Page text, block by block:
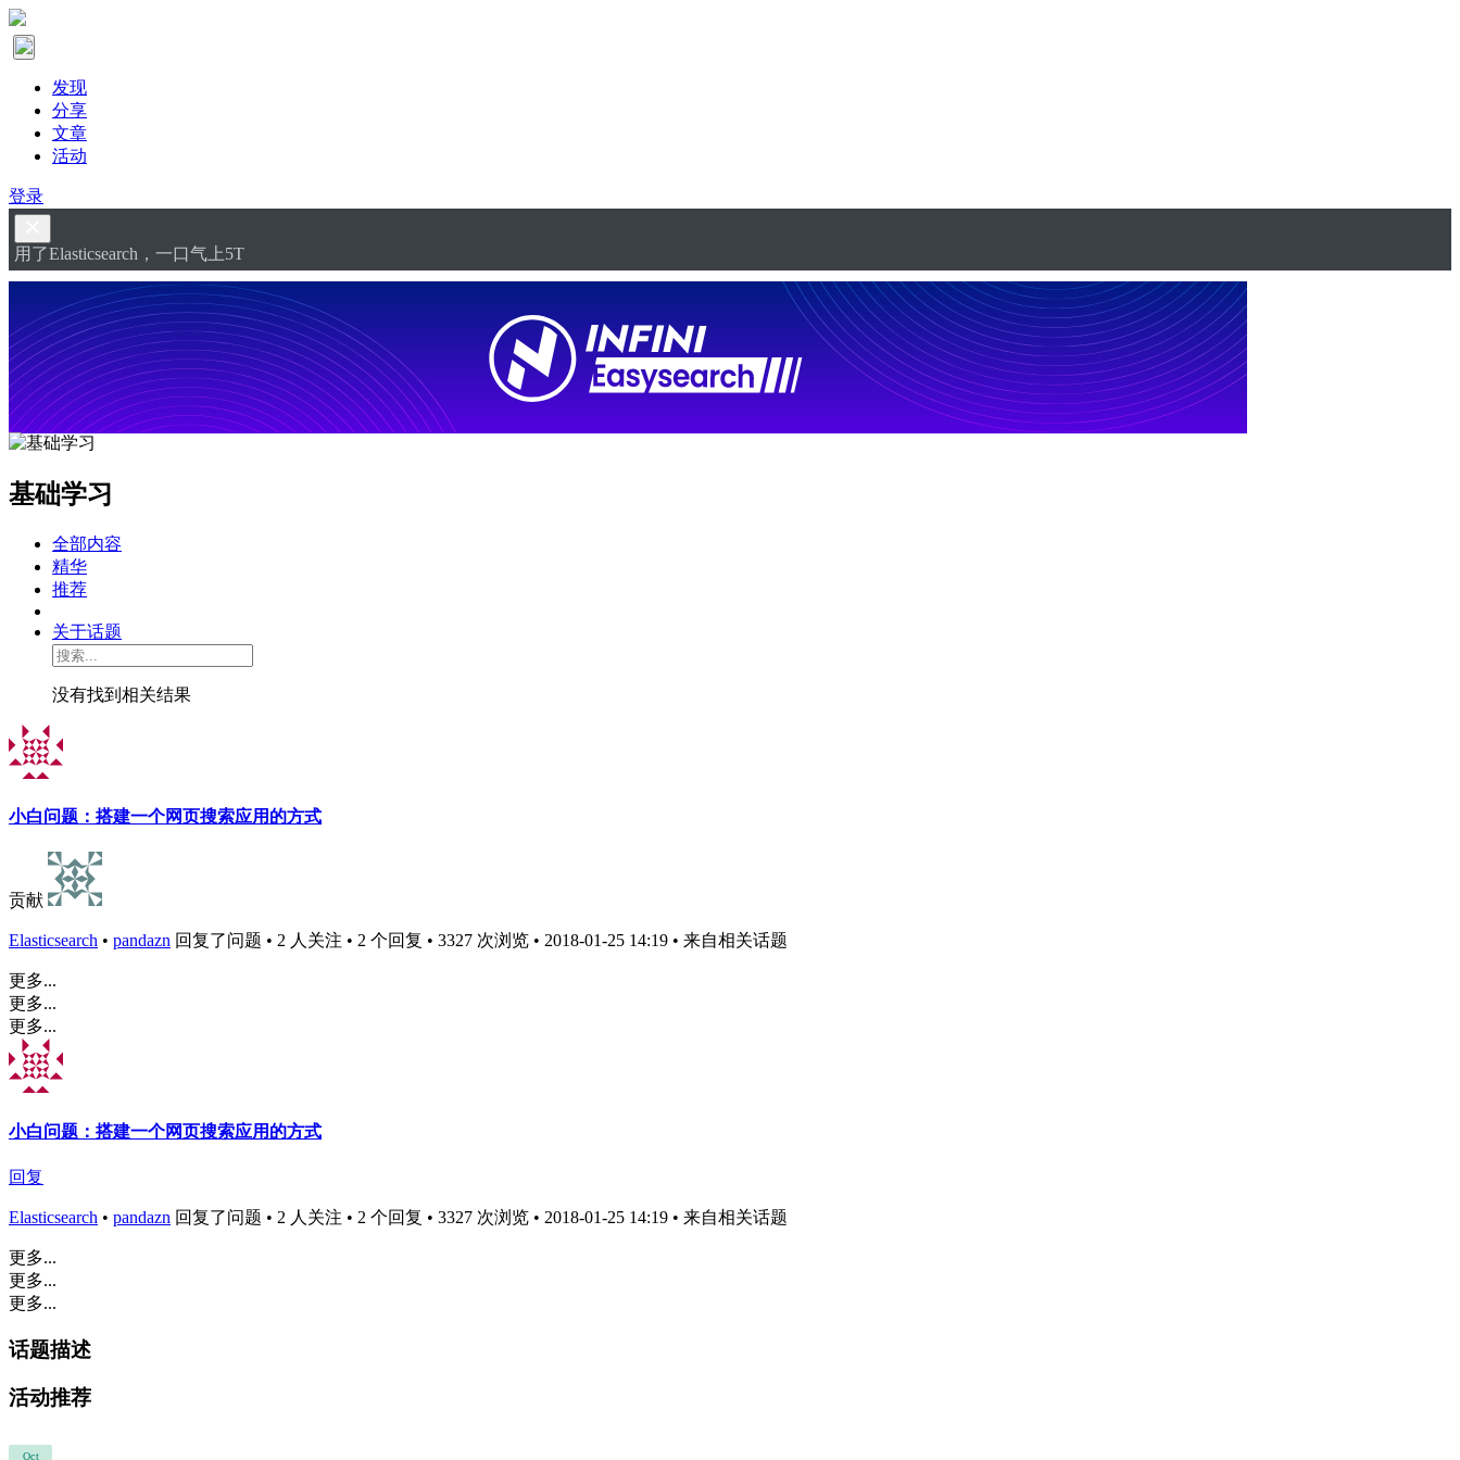
发现
分享
文章
活动
登录
用了Elasticsearch，一口气上5T
基础学习
全部内容
精华
推荐
关于话题
没有找到相关结果
小白问题：搭建一个网页搜索应用的方式
贡献
Elasticsearch • pandazn 回复了问题 • 2 人关注 • 2 个回复 • 3327 次浏览 • 2018-01-25 14:19 • 来自相关话题
更多...
更多...
更多...
小白问题：搭建一个网页搜索应用的方式
回复
Elasticsearch • pandazn 回复了问题 • 2 人关注 • 2 个回复 • 3327 次浏览 • 2018-01-25 14:19 • 来自相关话题
更多...
更多...
更多...
话题描述
活动推荐
Oct